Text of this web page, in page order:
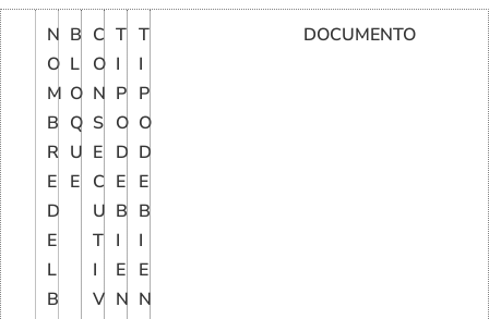
N
O
M
B
R
E
D
E
L
B
B
L
O
Q
U
E
C
O
N
S
E
C
U
T
I
V
T
I
P
O
D
E
B
I
E
N
T
I
P
O
D
E
B
I
E
N
DOCUMENTO